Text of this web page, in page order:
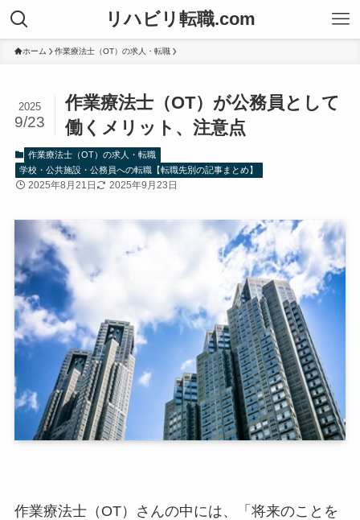
リハビリ転職.com
ホーム 作業療法士（OT）の求人・転職
作業療法士（OT）が公務員として
働くメリット、注意点
2025
9/23
作業療法士（OT）の求人・転職
学校・公共施設・公務員への転職【転職先別の記事まとめ】
2025年8月21日 2025年9月23日
作業療法士（OT）さんの中には、「将来のことを